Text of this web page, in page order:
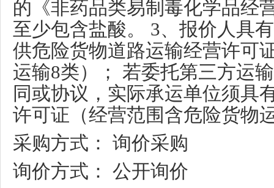
的《非药品类易制毒化学品经
至少包含盐酸。 3、报价人具
供危险货物道路运输经营许可
运输8类）； 若委托第三方运
同或协议，实际承运单位须具
许可证（经营范围含危险货物
采购方式： 询价采购
询价方式： 公开询价